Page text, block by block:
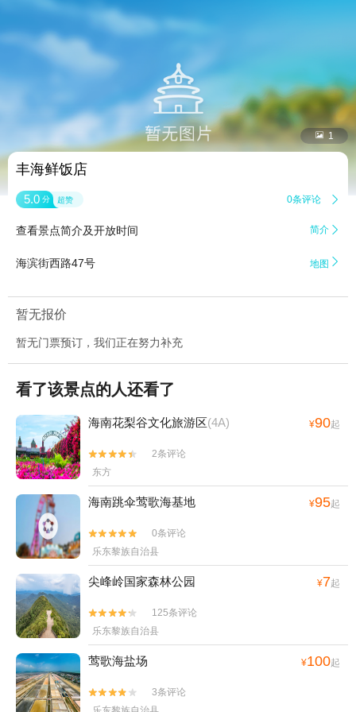
 1
丰海鲜饭店
5.0 分 超赞 0条评论 
查看景点简介及开放时间 简介 
海滨街西路47号 地图 
暂无报价
暂无门票预订，我们正在努力补充
看了该景点的人还看了
海南花梨谷文化旅游区(4A) ¥90起


2条评论
东方
海南跳伞莺歌海基地 ¥95起


0条评论
乐东黎族自治县
尖峰岭国家森林公园 ¥7起


125条评论
乐东黎族自治县
莺歌海盐场 ¥100起


3条评论